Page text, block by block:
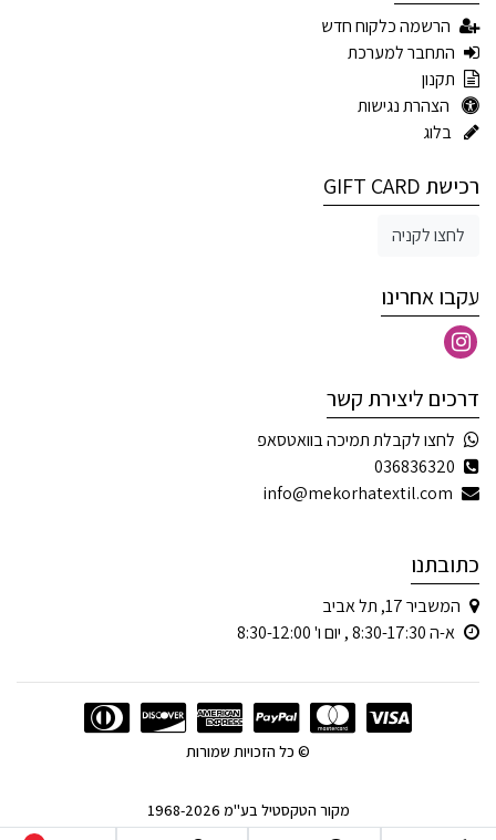
הרשמה כלקוח חדש
התחבר למערכת
תקנון
הצהרת נגישות
בלוג
רכישת GIFT CARD
לחצו לקניה
עקבו אחרינו
דרכים ליצירת קשר
לחצו לקבלת תמיכה בוואטסאפ
036836320
info@mekorhatextil.com
כתובתנו
המשביר 17, תל אביב
א-ה 8:30-17:30 , יום ו' 8:30-12:00
מקור הטקסטיל בע"מ 1968-2026
© כל הזכויות שמורות